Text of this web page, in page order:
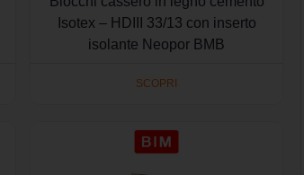
Isotex – HDIII 33/13 con inserto
isolante Neopor BMB
SCOPRI